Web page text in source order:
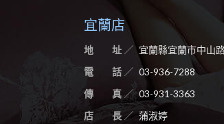
宜蘭店
地 址
宜蘭縣宜蘭市中山
電 話
03-936-7288
傳 真
03-931-3363
店 長
蒲淑婷